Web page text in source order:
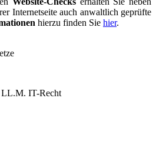
Internetseite auch anwaltlich geprüfte
hierzu finden Sie hier.
LL.M. IT-Recht